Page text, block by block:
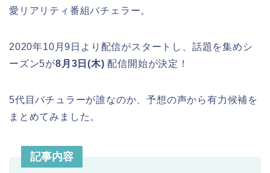
愛リアリティ番組バチェラー。
2020年10月9日より配信がスタートし、話題を集めシ
ーズン5が8月3日(木) 配信開始が決定！
5代目バチュラーが誰なのか、予想の声から有力候補を
まとめてみました。
記事内容